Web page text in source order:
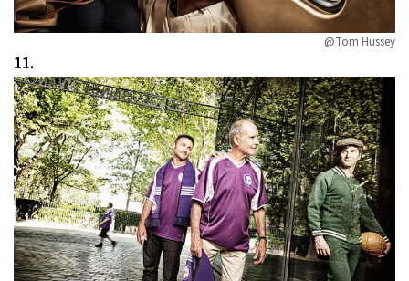
@Tom Hussey
11.